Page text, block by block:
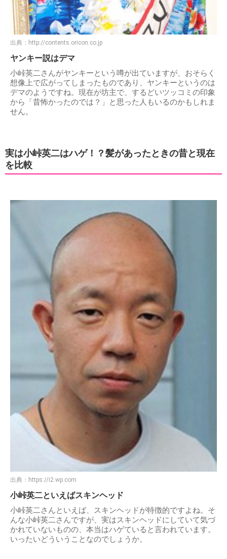
出典： http://contents.oricon.co.jp
ヤンキー説はデマ
小峠英二さんがヤンキーという噂が出ていますが、おそらく
想像上で広がってしまったものであり、ヤンキーというのは
デマのようですね。現在が坊主で、するどいツッコミの印象
から「昔怖かったのでは？」と思った人もいるのかもしれま
せん。
実は小峠英二はハゲ！？髪があったときの昔と現在
を比較
出典： https://i2.wp.com
小峠英二といえばスキンヘッド
小峠英二さんといえば、スキンヘッドが特徴的ですよね。そ
んな小峠英二さんですが、実はスキンヘッドにしていて気づ
かれていないものの、本当はハゲていると言われています。
いったいどういうことなのでしょうか。